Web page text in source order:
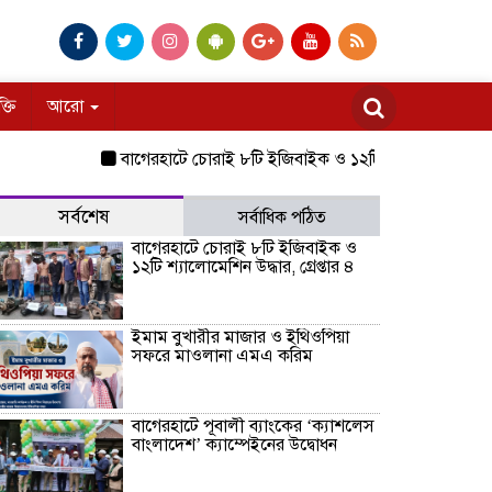
আরো
বাগেরহাটে চোরাই ৮টি ইজিবাইক ও ১২টি শ্যালোমেশিন উদ্ধার,
সর্বশেষ
সর্বাধিক পঠিত
বাগেরহাটে চোরাই ৮টি ইজিবাইক ও
১২টি শ্যালোমেশিন উদ্ধার, গ্রেপ্তার ৪
ইমাম বুখারীর মাজার ও ইথিওপিয়া
সফরে মাওলানা এমএ করিম
বাগেরহাটে পূবালী ব্যাংকের ‘ক্যাশলেস
বাংলাদেশ’ ক্যাম্পেইনের উদ্বোধন